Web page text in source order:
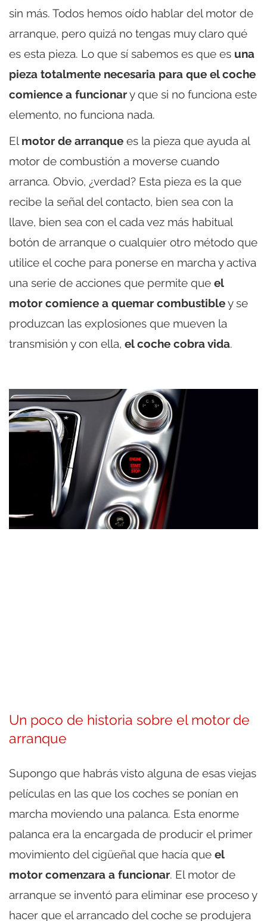
sin más. Todos hemos oído hablar del motor de
arranque, pero quizá no tengas muy claro qué
es esta pieza. Lo que sí sabemos es que es una
pieza totalmente necesaria para que el coche
comience a funcionary que si no funciona este
elemento, no funciona nada.
El motor de arranque es la pieza que ayuda al
motor de combustión a moverse cuando
arranca. Obvio, ¿verdad? Esta pieza es la que
recibe la señal del contacto, bien sea con la
llave, bien sea con el cada vez más habitual
botón de arranque o cualquier otro método que
utilice el coche para ponerse en marcha y activa
una serie de acciones que permite que el
motor comience a quemar combustibley se
produzcan las explosiones que mueven la
transmisión y con ella, el coche cobra vida.
Un poco de historia sobre el motor de
arranque
Supongo que habrás visto alguna de esas viejas
películas en las que los coches se ponían en
marcha moviendo una palanca. Esta enorme
palanca era la encargada de producir el primer
movimiento del cigüeñal que hacía que el
motor comenzara a funcionar. El motor de
arranque se inventó para eliminar ese proceso y
hacer que el arrancado del coche se produjera